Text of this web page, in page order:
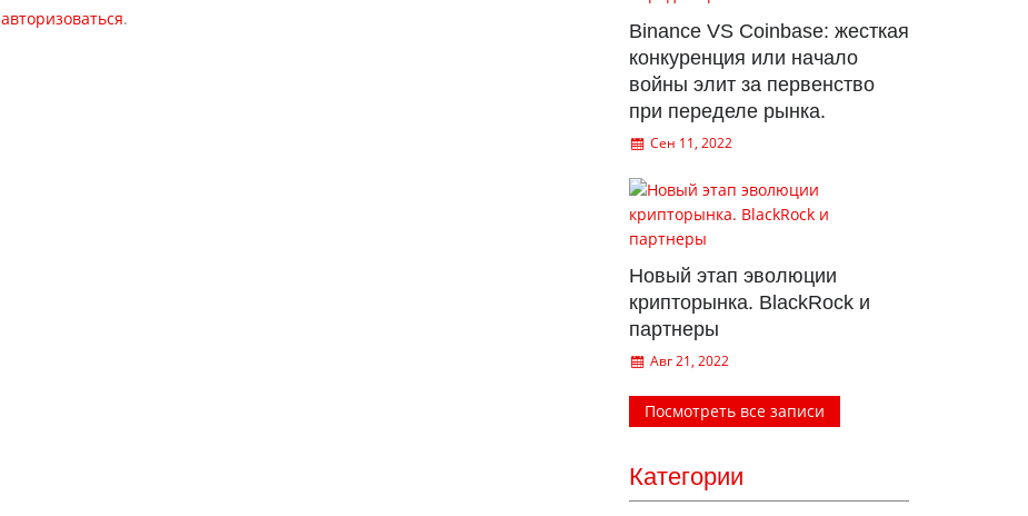
авторизоваться.
Binance VS Coinbase: жесткая
конкуренция или начало
войны элит за первенство
при переделе рынка.
Сен 11, 2022
Новый этап эволюции
крипторынка. BlackRock и
партнеры
Авг 21, 2022
Посмотреть все записи
Категории